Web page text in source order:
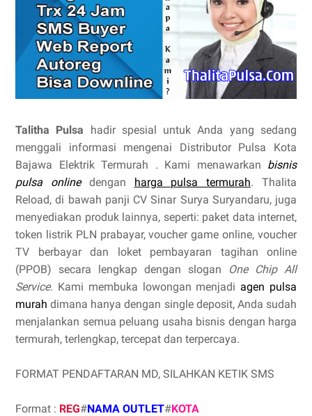
Talitha Pulsa hadir spesial untuk Anda yang sedang
menggali informasi mengenai Distributor Pulsa Kota
Bajawa Elektrik Termurah . Kami menawarkan bisnis
pulsa onlinedengan harga pulsa termurah. Thalita
Reload, di bawah panji CV Sinar Surya Suryandaru, juga
menyediakan produk lainnya, seperti: paket data internet,
token listrik PLN prabayar, voucher game online, voucher
TV berbayar dan loket pembayaran tagihan online
(PPOB) secara lengkap dengan slogan
One Chip All
Service. Kami membuka lowongan menjadi agen pulsa
murah dimana hanya dengan single deposit, Anda sudah
menjalankan semua peluang usaha bisnis dengan harga
termurah, terlengkap, tercepat dan terpercaya.
FORMAT PENDAFTARAN MD, SILAHKAN KETIK SMS
Format : REG#NAMA OUTLET#KOTA